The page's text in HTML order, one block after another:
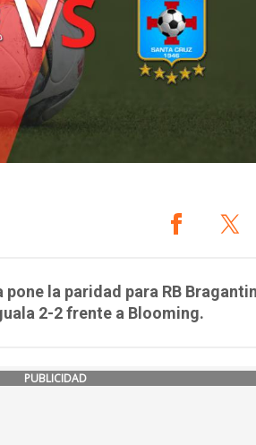
la paridad para RB
2-2 frente a Blooming.
PUBLICIDAD